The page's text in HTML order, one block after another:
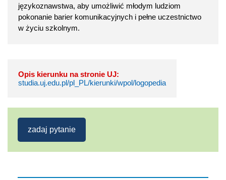
językoznawstwa, aby umożliwić młodym ludziom
pokonanie barier komunikacyjnych i pełne uczestnictwo
w życiu szkolnym.
Opis kierunku na stronie UJ:
studia.uj.edu.pl/pl_PL/kierunki/wpol/logopedia
zadaj pytanie